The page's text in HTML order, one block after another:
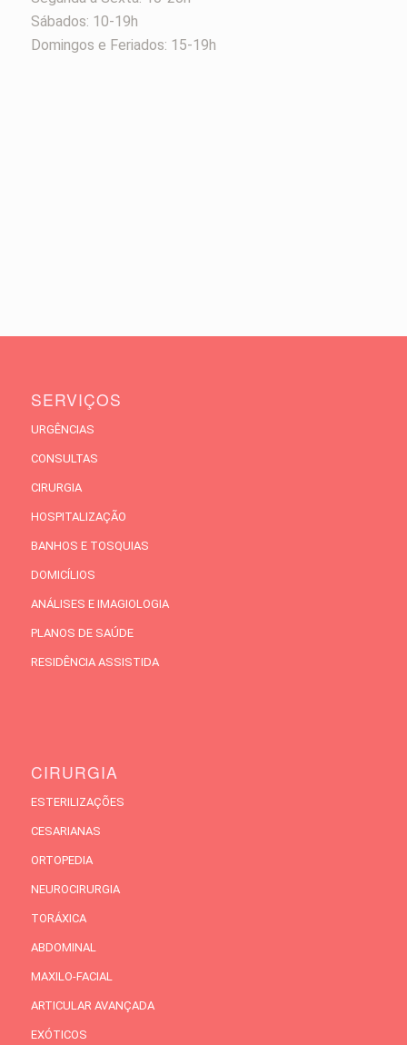
Sábados: 10-19h
Domingos e Feriados: 15-19h
SERVIÇOS
URGÊNCIAS
CONSULTAS
CIRURGIA
HOSPITALIZAÇÃO
BANHOS E TOSQUIAS
DOMICÍLIOS
ANÁLISES E IMAGIOLOGIA
PLANOS DE SAÚDE
RESIDÊNCIA ASSISTIDA
CIRURGIA
ESTERILIZAÇÕES
CESARIANAS
ORTOPEDIA
NEUROCIRURGIA
TORÁXICA
ABDOMINAL
MAXILO-FACIAL
ARTICULAR AVANÇADA
EXÓTICOS